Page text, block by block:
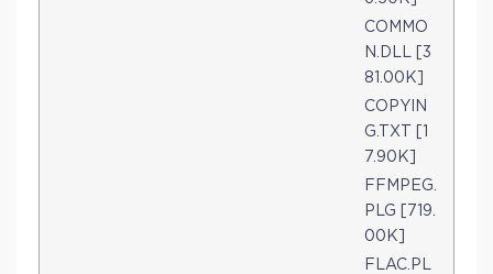
COMMO
N.DLL [3
81.00K]
COPYIN
G.TXT [1
7.90K]
FFMPEG.
PLG [719.
00K]
FLAC.PL